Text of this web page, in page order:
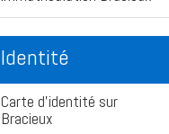
Identité
Carte d'identité sur
Bracieux